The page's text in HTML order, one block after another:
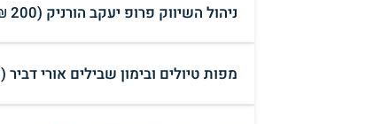
ניהול השיווק פרופ יעקב הורניק (200 ₪)
מפות טיולים ובימון שבילים אורי דביר (300 ₪)